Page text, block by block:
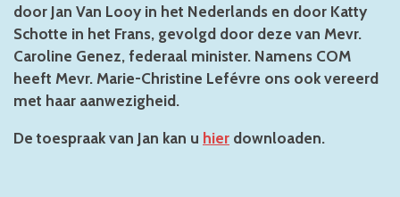
door Jan Van Looy in het Nederlands en door Katty
Schotte in het Frans, gevolgd door deze van Mevr.
Caroline Genez, federaal minister. Namens COM
heeft Mevr. Marie-Christine Lefévre ons ook vereerd
met haar aanwezigheid.
De toespraak van Jan kan u hier downloaden.